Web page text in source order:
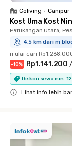
Coliving • Campur
Kost Uma Kost
Petukangan Utara,
4.5 km dari m
mulai dari
-10% Rp1.141.200 /
Diskon sewa min.
Lihat info lebih